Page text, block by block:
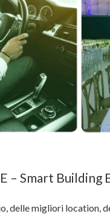
– Smart
delle migliori